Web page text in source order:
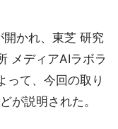
開かれ、東芝 研究
メディアAIラボラ
って、今回の取り
が説明された。